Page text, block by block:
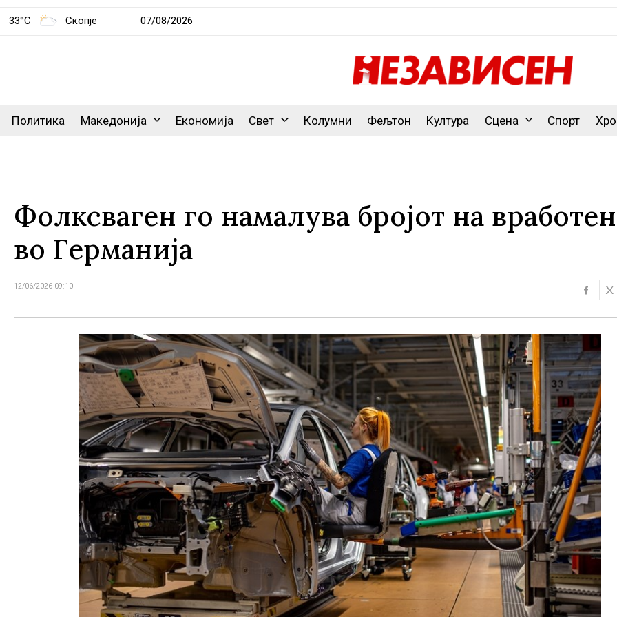
33°C Скопје 07/08/2026
Политика Македонија Економија Свет Колумни Фељтон Култура Сцена Спорт
Фолксваген го намалува бројот на
во Германија
12/06/2026 09:10